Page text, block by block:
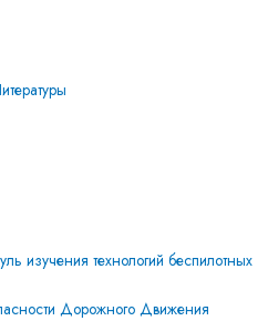
изучения технологий беспилотных
Дорожного Движения